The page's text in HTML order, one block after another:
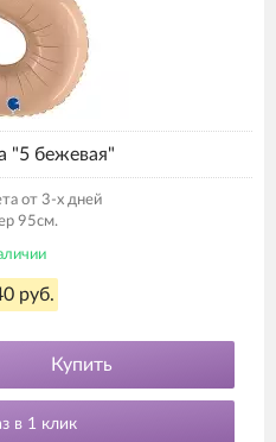
"5 бежевая"
от 3-х дней
95см.
руб.
Купить
в 1 клик